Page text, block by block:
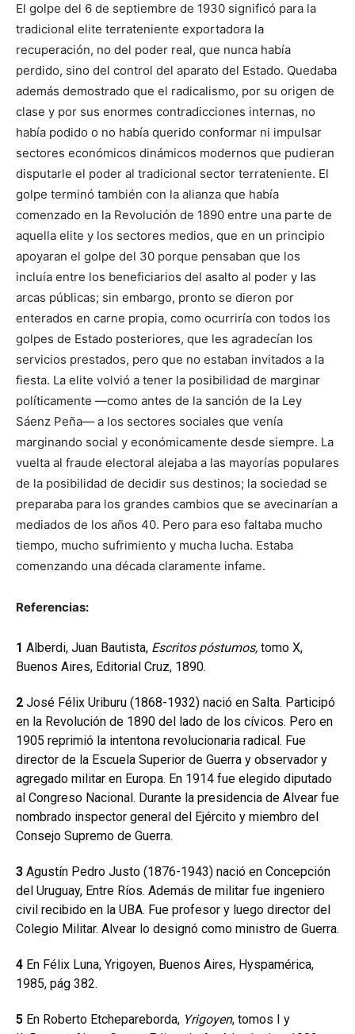
El golpe del 6 de septiembre de 1930 significó para la
tradicional elite terrateniente exportadora la
recuperación, no del poder real, que nunca había
perdido, sino del control del aparato del Estado. Quedaba
además demostrado que el radicalismo, por su origen de
clase y por sus enormes contradicciones internas, no
había podido o no había querido conformar ni impulsar
sectores económicos dinámicos modernos que pudieran
disputarle el poder al tradicional sector terrateniente. El
golpe terminó también con la alianza que había
comenzado en la Revolución de 1890 entre una parte de
aquella elite y los sectores medios, que en un principio
apoyaran el golpe del 30 porque pensaban que los
incluía entre los beneficiarios del asalto al poder y las
arcas públicas; sin embargo, pronto se dieron por
enterados en carne propia, como ocurriría con todos los
golpes de Estado posteriores, que les agradecían los
servicios prestados, pero que no estaban invitados a la
fiesta. La elite volvió a tener la posibilidad de marginar
políticamente —como antes de la sanción de la Ley
Sáenz Peña— a los sectores sociales que venía
marginando social y económicamente desde siempre. La
vuelta al fraude electoral alejaba a las mayorías populares
de la posibilidad de decidir sus destinos; la sociedad se
preparaba para los grandes cambios que se avecinarían a
mediados de los años 40. Pero para eso faltaba mucho
tiempo, mucho sufrimiento y mucha lucha. Estaba
comenzando una década claramente infame.
Referencias:
1 Alberdi, Juan Bautista, Escritos póstumos, tomo X,
Buenos Aires, Editorial Cruz, 1890.
2 José Félix Uriburu (1868-1932) nació en Salta. Participó
en la Revolución de 1890 del lado de los cívicos. Pero en
1905 reprimió la intentona revolucionaria radical. Fue
director de la Escuela Superior de Guerra y observador y
agregado militar en Europa. En 1914 fue elegido diputado
al Congreso Nacional. Durante la presidencia de Alvear fue
nombrado inspector general del Ejército y miembro del
Consejo Supremo de Guerra.
3 Agustín Pedro Justo (1876-1943) nació en Concepción
del Uruguay, Entre Ríos. Además de militar fue ingeniero
civil recibido en la UBA. Fue profesor y luego director del
Colegio Militar. Alvear lo designó como ministro de Guerra.
4 En Félix Luna, Yrigoyen, Buenos Aires, Hyspamérica,
1985, pág 382.
5 En Roberto Etchepareborda, Yrigoyen, tomos I y